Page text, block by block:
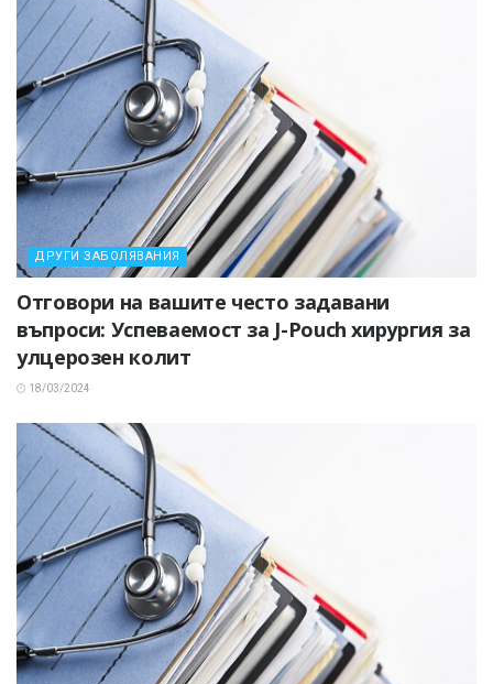
ДРУГИ ЗАБОЛЯВАНИЯ
Отговори на вашите често задавани
въпроси: Успеваемост за J-Pouch хирургия за
улцерозен колит
18/03/2024